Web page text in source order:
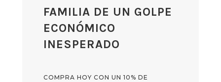
FAMILIA DE UN GOLPE
ECONÓMICO
INESPERADO
COMPRA HOY CON UN 10% DE